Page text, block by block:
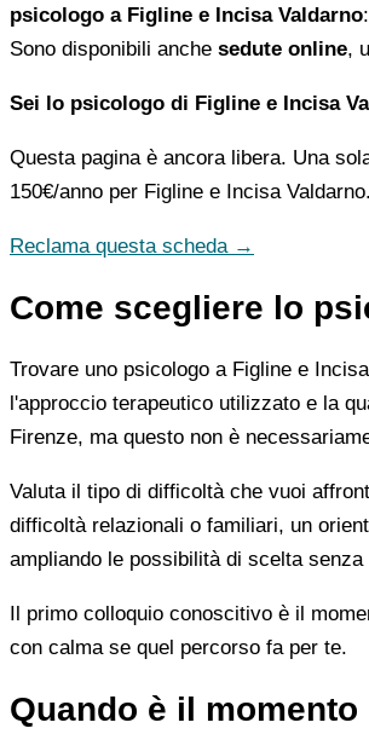
psicologo a Figline e Incisa Valdarno
Sono disponibili anche sedute online,
Sei lo psicologo di Figline e Incisa
Questa pagina è ancora libera. Una
150€/anno per Figline e Incisa
Reclama questa scheda →
Come scegliere lo
Trovare uno psicologo a Figline e
l'approccio terapeutico utilizzato e la
Firenze, ma questo non è
Valuta il tipo di difficoltà che vuoi
difficoltà relazionali o familiari, un
ampliando le possibilità di scelta
Il primo colloquio conoscitivo è il
con calma se quel percorso fa per te.
Quando è il